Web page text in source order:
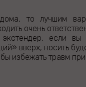
то лучшим
очень
если вы
вверх, носить
избежать травм